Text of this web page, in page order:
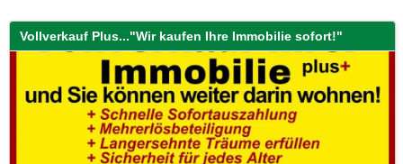
Vollverkauf Plus..."Wir kaufen Ihre Immobilie sofort!"